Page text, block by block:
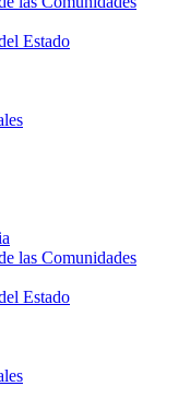
Estado
las Comunidades
Estado